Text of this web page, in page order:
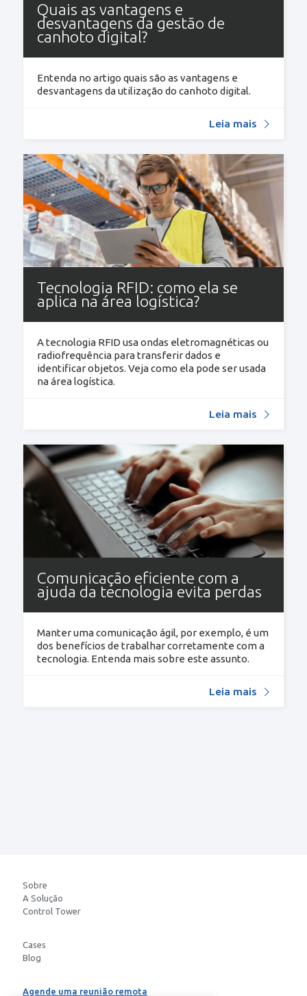
Quais as vantagens e
desvantagens da gestão de
canhoto digital?
Entenda no artigo quais são as vantagens e
desvantagens da utilização do canhoto digital.
Leia mais
Tecnologia RFID: como ela se
aplica na área logística?
A tecnologia RFID usa ondas eletromagnéticas ou
radiofrequência para transferir dados e
identificar objetos. Veja como ela pode ser usada
na área logística.
Leia mais
Comunicação eficiente com a
ajuda da tecnologia evita perdas
Manter uma comunicação ágil, por exemplo, é um
dos benefícios de trabalhar corretamente com a
tecnologia. Entenda mais sobre este assunto.
Leia mais
Sobre
A Solução
Control Tower
Cases
Blog
Agende uma reunião remota